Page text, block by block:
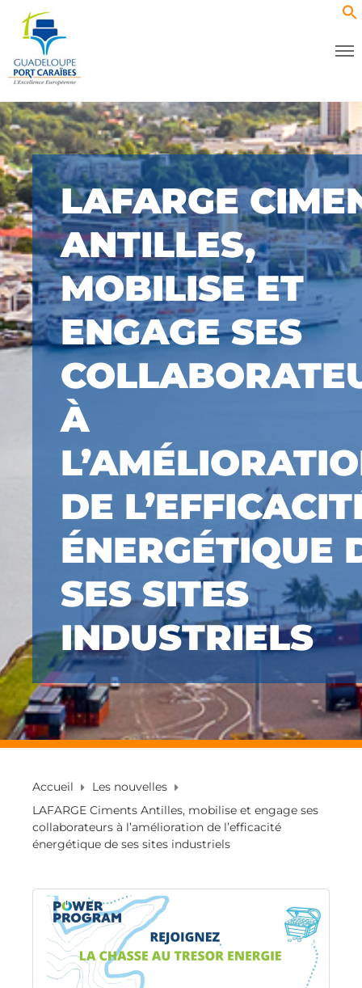
LAFARGE
ANTILLES,
MOBILISE ET
ENGAGE SES
À
DE
ÉNERGÉTIQUE
SES SITES
INDUSTRIELS
Accueil
Les nouvelles
LAFARGE Ciments Antilles, mobilise et engage ses
collaborateurs à l’amélioration de l’efficacité
énergétique de ses sites industriels